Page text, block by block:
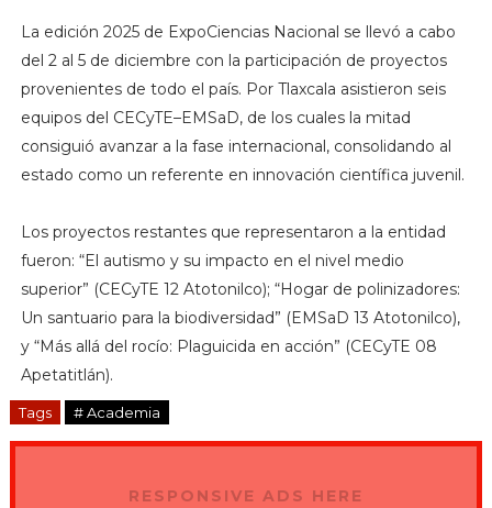
La edición 2025 de ExpoCiencias Nacional se llevó a cabo
del 2 al 5 de diciembre con la participación de proyectos
provenientes de todo el país. Por Tlaxcala asistieron seis
equipos del CECyTE–EMSaD, de los cuales la mitad
consiguió avanzar a la fase internacional, consolidando al
estado como un referente en innovación científica juvenil.
Los proyectos restantes que representaron a la entidad
fueron: “El autismo y su impacto en el nivel medio
superior” (CECyTE 12 Atotonilco); “Hogar de polinizadores:
Un santuario para la biodiversidad” (EMSaD 13 Atotonilco),
y “Más allá del rocío: Plaguicida en acción” (CECyTE 08
Apetatitlán).
Tags # Academia
RESPONSIVE ADS HERE